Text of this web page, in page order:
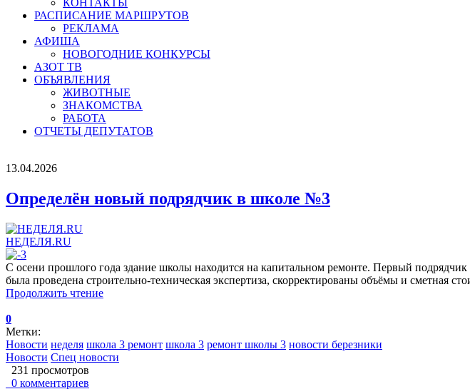
РАСПИСАНИЕ МАРШРУТОВ
РЕКЛАМА
АФИША
НОВОГОДНИЕ КОНКУРСЫ
АЗОТ ТВ
ОБЪЯВЛЕНИЯ
ЖИВОТНЫЕ
ЗНАКОМСТВА
РАБОТА
ОТЧЕТЫ ДЕПУТАТОВ
13.04.2026
Определён новый подрядчик в школе №3
НЕДЕЛЯ.RU
С осени прошлого года здание школы находится на капитальном ремонте. Первый
была проведена строительно-техническая экспертиза, скорректированы объёмы и сметная
Продолжить чтение
0
Метки:
Новости неделя школа 3 ремонт школа 3 ремонт школы 3 новости березники
Новости Спец новости
231 просмотров
0 комментариев